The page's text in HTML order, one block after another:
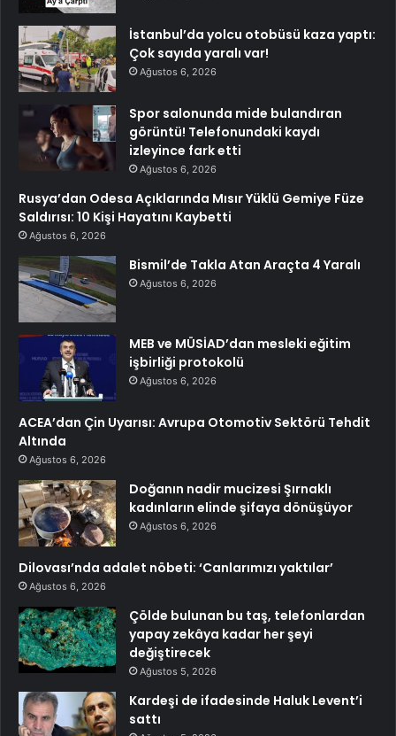
İstanbul’da yolcu otobüsü kaza yaptı:
Çok sayıda yaralı var!
Ağustos 6, 2026
Spor salonunda mide bulandıran
görüntü! Telefonundaki kaydı
izleyince fark etti
Ağustos 6, 2026
Rusya’dan Odesa Açıklarında Mısır Yüklü Gemiye Füze
Saldırısı: 10 Kişi Hayatını Kaybetti
Ağustos 6, 2026
Bismil’de Takla Atan Araçta 4 Yaralı
Ağustos 6, 2026
MEB ve MÜSİAD’dan mesleki eğitim
işbirliği protokolü
Ağustos 6, 2026
ACEA’dan Çin Uyarısı: Avrupa Otomotiv Sektörü Tehdit
Altında
Ağustos 6, 2026
Doğanın nadir mucizesi Şırnaklı
kadınların elinde şifaya dönüşüyor
Ağustos 6, 2026
Dilovası’nda adalet nöbeti: ‘Canlarımızı yaktılar’
Ağustos 6, 2026
Çölde bulunan bu taş, telefonlardan
yapay zekâya kadar her şeyi
değiştirecek
Ağustos 5, 2026
Kardeşi de ifadesinde Haluk Levent’i
sattı